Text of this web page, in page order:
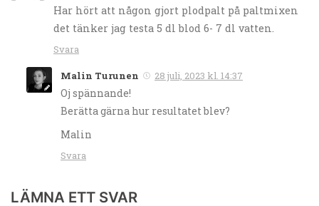
Har hört att någon gjort plodpalt på paltmixen
det tänker jag testa 5 dl blod 6- 7 dl vatten.
Svara
Malin Turunen 28 juli, 2023 kl. 14:37
Oj spännande!
Berätta gärna hur resultatet blev?
Malin
Svara
LÄMNA ETT SVAR